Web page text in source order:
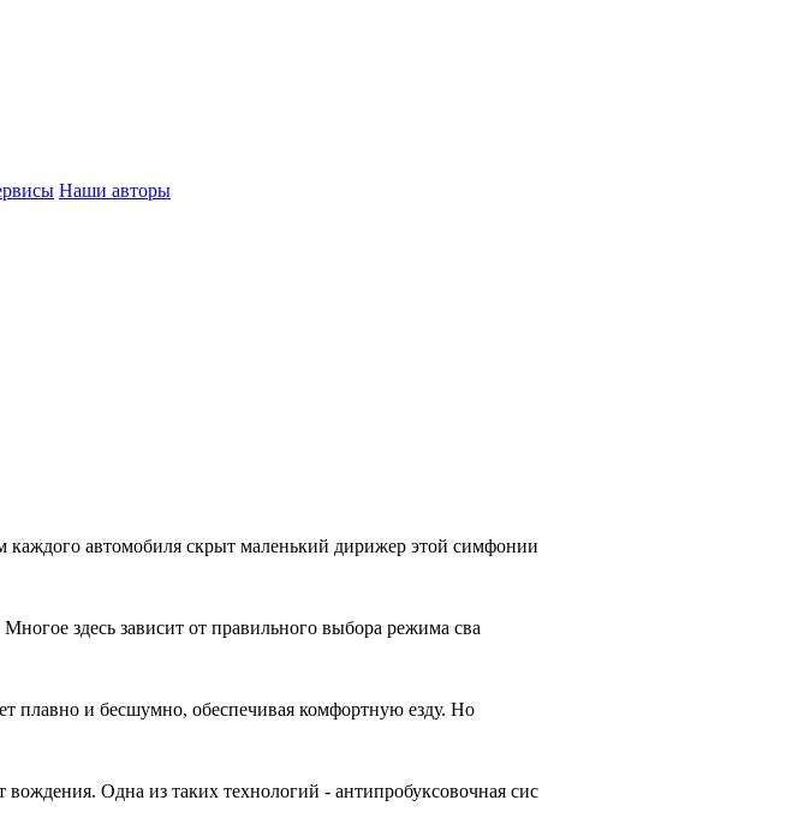
Наши авторы
автомобиля скрыт маленький дирижер этой симфонии
здесь зависит от правильного выбора режима сва
плавно и бесшумно, обеспечивая комфортную езду. Но
Одна из таких технологий - антипробуксовочная сис